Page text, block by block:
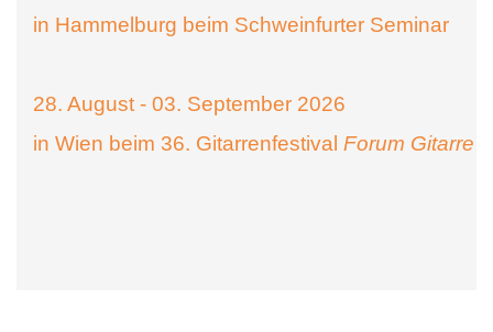
in Hammelburg beim Schweinfurter Seminar
28. August - 03. September 2026
in Wien beim 36. Gitarrenfestival Forum Gitarre